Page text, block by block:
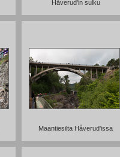
Håverud'in sulku
Maantiesilta Håverud'issa